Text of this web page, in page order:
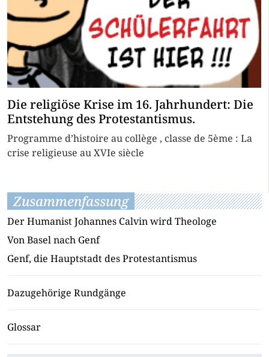
Die religiöse Krise im 16. Jahrhundert: Die
Entstehung des Protestantismus.
Programme d’histoire au collège , classe de 5ème : La
crise religieuse au XVIe siècle
Zusammenfassung
Der Humanist Johannes Calvin wird Theologe
Von Basel nach Genf
Genf, die Hauptstadt des Protestantismus
Dazugehörige Rundgänge
Glossar